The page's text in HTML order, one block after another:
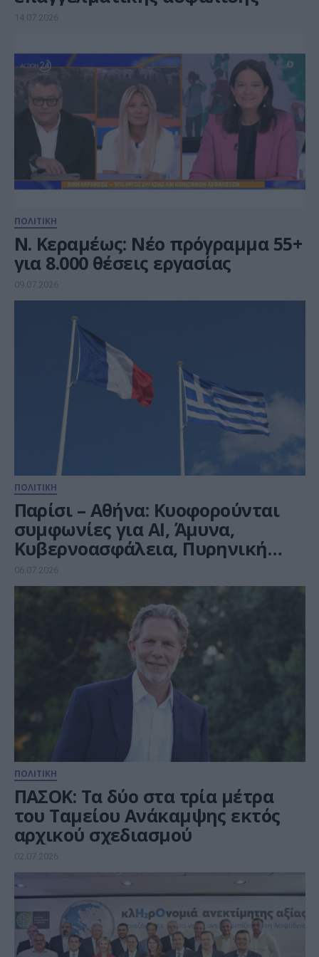
14.07.2026
ΠΟΛΙΤΙΚΗ
Ν. Κεραμέως: Νέο πρόγραμμα 55+
για 8.000 θέσεις εργασίας
09.07.2026
ΠΟΛΙΤΙΚΗ
Παρίσι – Αθήνα: Κυοφορούνται
συμφωνίες για ΑΙ, Άμυνα,
Κυβερνοασφάλεια, Πυρηνική
Τεχνολογία και Καινοτομία
06.07.2026
ΠΟΛΙΤΙΚΗ
ΠΑΣΟΚ: Τα δύο στα τρία μέτρα
του Ταμείου Ανάκαμψης εκτός
αρχικού σχεδιασμού
02.07.2026